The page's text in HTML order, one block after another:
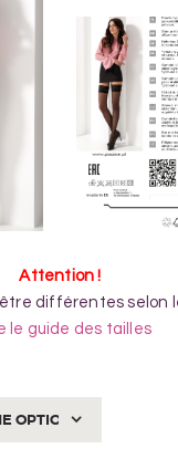
Attention !
différentes selon
le guide des tailles